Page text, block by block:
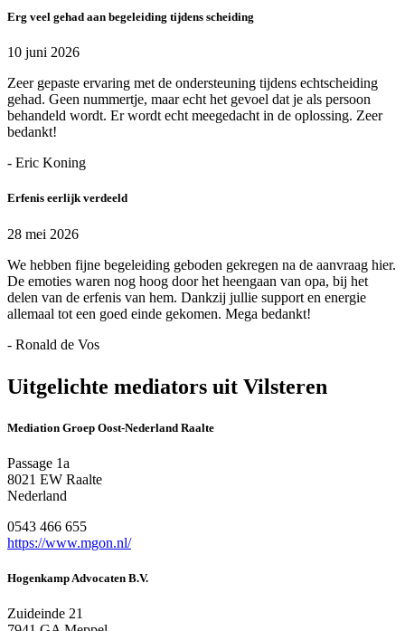
Erg veel gehad aan begeleiding tijdens scheiding
10 juni 2026
Zeer gepaste ervaring met de ondersteuning tijdens echtscheiding
gehad. Geen nummertje, maar echt het gevoel dat je als persoon
behandeld wordt. Er wordt echt meegedacht in de oplossing. Zeer
bedankt!
- Eric Koning
Erfenis eerlijk verdeeld
28 mei 2026
We hebben fijne begeleiding geboden gekregen na de aanvraag hier.
De emoties waren nog hoog door het heengaan van opa, bij het
delen van de erfenis van hem. Dankzij jullie support en energie
allemaal tot een goed einde gekomen. Mega bedankt!
- Ronald de Vos
Uitgelichte mediators uit Vilsteren
Mediation Groep Oost-Nederland Raalte
Passage 1a
8021 EW Raalte
Nederland
0543 466 655
https://www.mgon.nl/
Hogenkamp Advocaten B.V.
Zuideinde 21